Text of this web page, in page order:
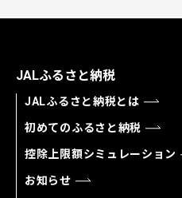
JALふるさと納税
JALふるさと納税とは
初めてのふるさと納税
控除上限額シミュレーション
お知らせ